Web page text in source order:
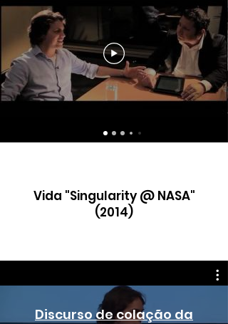
Vida "Singularity @ NASA"
(2014)
Discurso de colação da